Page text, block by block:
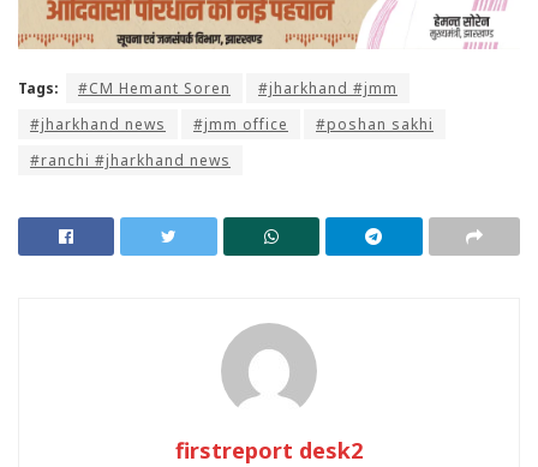
Tags: #CM Hemant Soren
#jharkhand #jmm
#jharkhand news
#jmm office
#poshan sakhi
#ranchi #jharkhand news
firstreport desk2